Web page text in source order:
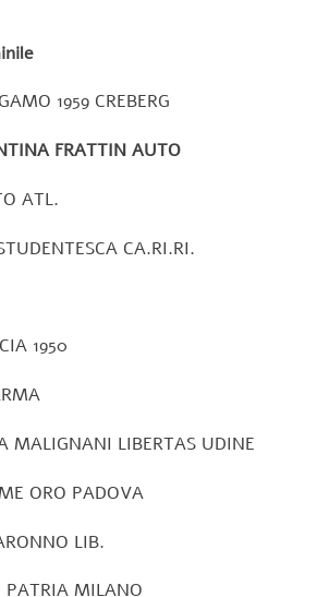
1959 CREBERG
FRATTIN AUTO
ATL.
CA.RI.RI.
1950
MALIGNANI LIBERTAS UDINE
ORO PADOVA
LIB.
PATRIA MILANO